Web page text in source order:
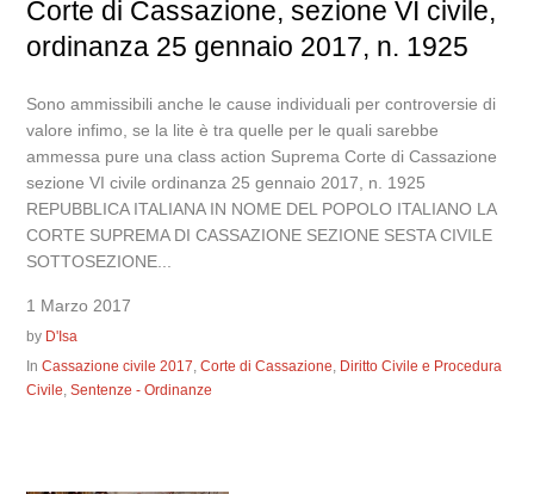
Corte di Cassazione, sezione VI civile,
ordinanza 25 gennaio 2017, n. 1925
Sono ammissibili anche le cause individuali per controversie di
valore infimo, se la lite è tra quelle per le quali sarebbe
ammessa pure una class action Suprema Corte di Cassazione
sezione VI civile ordinanza 25 gennaio 2017, n. 1925
REPUBBLICA ITALIANA IN NOME DEL POPOLO ITALIANO LA
CORTE SUPREMA DI CASSAZIONE SEZIONE SESTA CIVILE
SOTTOSEZIONE...
1 Marzo 2017
by D'Isa
InCassazione civile 2017,Corte di Cassazione, Diritto Civile e Procedura
Civile,Sentenze - Ordinanze